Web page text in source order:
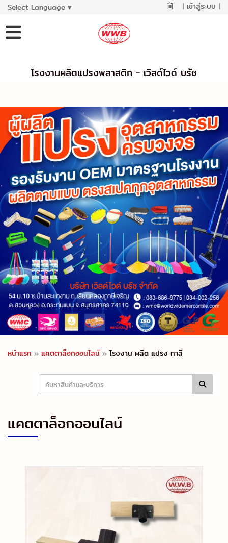
Select Language ▼ | เข้าสู่ระบบ |
โรงงานผลิตแปรงพลาสติก - เวิลด์ไวด์ บรัช
หน้าแรก » แคตตาล็อกออนไลน์ » โรงงาน ผลิต แปรง ทาสี
แคตตาล็อกออนไลน์